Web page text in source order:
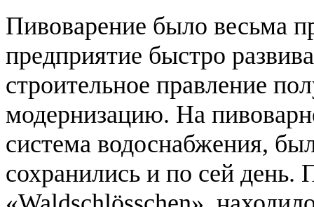
Пивоварение было весьма
предприятие быстро
строительное правление
модернизацию. На
система водоснабжения,
сохранились и по сей день.